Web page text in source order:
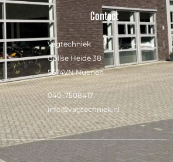
Contact
Vagtechniek
Collse Heide 38
5674VN Nuenen
040-7508417
info@vagtechniek.nl